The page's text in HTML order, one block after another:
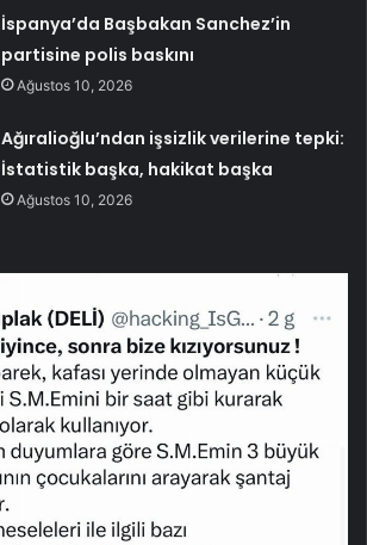
İspanya’da Başbakan Sanchez’in
partisine polis baskını
Ağustos 10, 2026
Ağıralioğlu’ndan işsizlik verilerine tepki:
İstatistik başka, hakikat başka
Ağustos 10, 2026